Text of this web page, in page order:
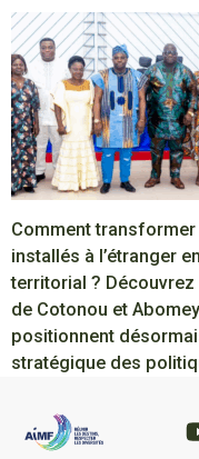
Comment transformer
installés à l’étranger
territorial ?
de Cotonou et
positionnent
stratégique des